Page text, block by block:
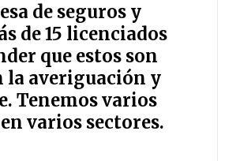
de seguros y
de 15 licenciados
que estos son
la averiguación y
Tenemos varios
varios sectores.